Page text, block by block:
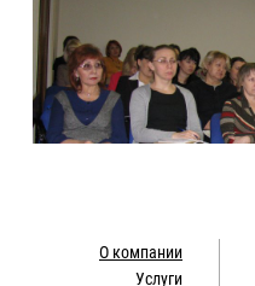
О компании
Услуги